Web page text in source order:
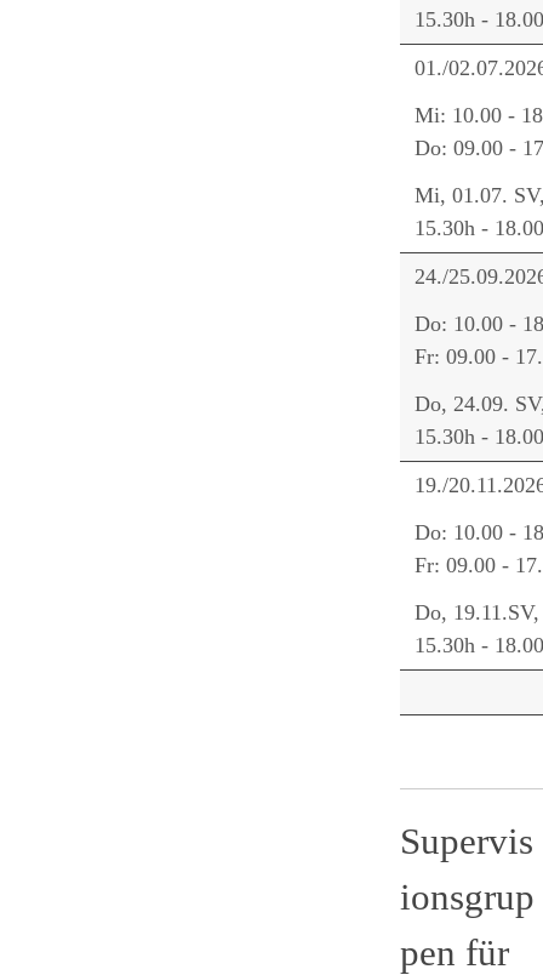
15.30h -
01./
Mi: 10.00 -
Do: 09.00 -
Mi, 01.07.
15.30h -
24./
Do: 10.00 -
Fr: 09.00 -
Do, 24.09.
15.30h -
19./
Do: 10.00 -
Fr: 09.00 -
Do, 19.11.SV,
15.30h -
Supervis
ionsgrup
pen für